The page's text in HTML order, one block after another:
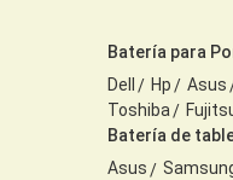
Batería para
Dell
Hp Asus
Toshiba
Batería de
Asus